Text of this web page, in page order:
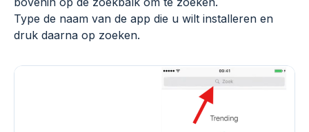
Type de naam van de app die u wilt installeren en
druk daarna op zoeken.